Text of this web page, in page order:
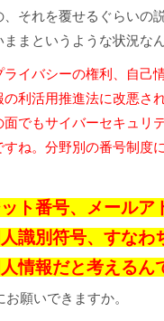
それを覆せるぐらいの
まというような状況なん
イバシーの権利、自己
利活用推進法に改悪さ
でもサイバーセキュリ
ね。分野別の番号制
ト番号、メール
識別符号、すな
情報だと考える
願いできますか。